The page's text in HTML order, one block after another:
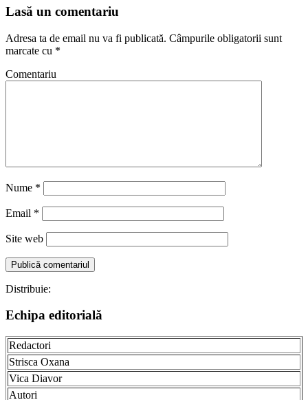
Lasă un comentariu
Adresa ta de email nu va fi publicată. Câmpurile obligatorii sunt
marcate cu *
Comentariu
Nume *
Email *
Site web
Distribuie:
Echipa editorială
Redactori
Strisca Oxana
Vica Diavor
Autori